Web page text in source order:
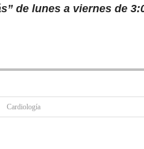
de lunes a viernes de
Cardiología